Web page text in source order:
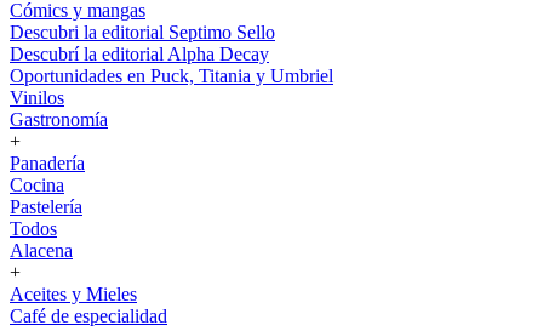
Cómics y mangas
Descubri la editorial Septimo Sello
Descubrí la editorial Alpha Decay
Oportunidades en Puck, Titania y Umbriel
Vinilos
Gastronomía
+
Panadería
Cocina
Pastelería
Todos
Alacena
+
Aceites y Mieles
Café de especialidad